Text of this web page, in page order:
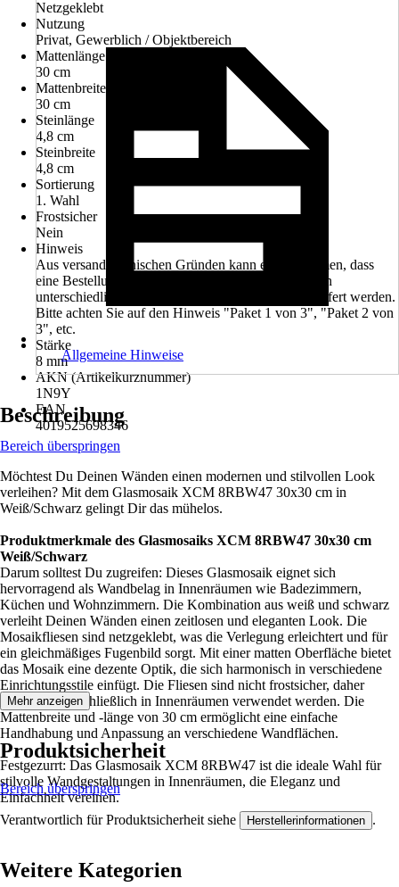
Netzgeklebt
Nutzung
Privat, Gewerblich / Objektbereich
Mattenlänge
30 cm
Mattenbreite
30 cm
Steinlänge
4,8 cm
Steinbreite
4,8 cm
Sortierung
1. Wahl
Frostsicher
Nein
Hinweis
Aus versandtechnischen Gründen kann es vorkommen, dass
eine Bestellung aus mehreren Paketen besteht, die an
unterschiedlichen Tagen (1-2 Tage Versatz) ausgeliefert werden.
Bitte achten Sie auf den Hinweis "Paket 1 von 3", "Paket 2 von
3", etc.
Stärke
8 mm
AKN (Artikelkurznummer)
1N9Y
EAN
4019525698346
Allgemeine Hinweise
Beschreibung
Bereich überspringen
Möchtest Du Deinen Wänden einen modernen und stilvollen Look
verleihen? Mit dem Glasmosaik XCM 8RBW47 30x30 cm in
Weiß/Schwarz gelingt Dir das mühelos.
Produktmerkmale des Glasmosaiks XCM 8RBW47 30x30 cm
Weiß/Schwarz
Darum solltest Du zugreifen: Dieses Glasmosaik eignet sich
hervorragend als Wandbelag in Innenräumen wie Badezimmern,
Küchen und Wohnzimmern. Die Kombination aus weiß und schwarz
verleiht Deinen Wänden einen zeitlosen und eleganten Look. Die
Mosaikfliesen sind netzgeklebt, was die Verlegung erleichtert und für
ein gleichmäßiges Fugenbild sorgt. Mit einer matten Oberfläche bietet
das Mosaik eine dezente Optik, die sich harmonisch in verschiedene
Einrichtungsstile einfügt. Die Fliesen sind nicht frostsicher, daher
sollten sie ausschließlich in Innenräumen verwendet werden. Die
Mattenbreite und -länge von 30 cm ermöglicht eine einfache
Handhabung und Anpassung an verschiedene Wandflächen.
Festgezurrt: Das Glasmosaik XCM 8RBW47 ist die ideale Wahl für
stilvolle Wandgestaltungen in Innenräumen, die Eleganz und
Einfachheit vereinen.
Mehr anzeigen
Produktsicherheit
Bereich überspringen
Verantwortlich für Produktsicherheit siehe Herstellerinformationen .
Weitere Kategorien